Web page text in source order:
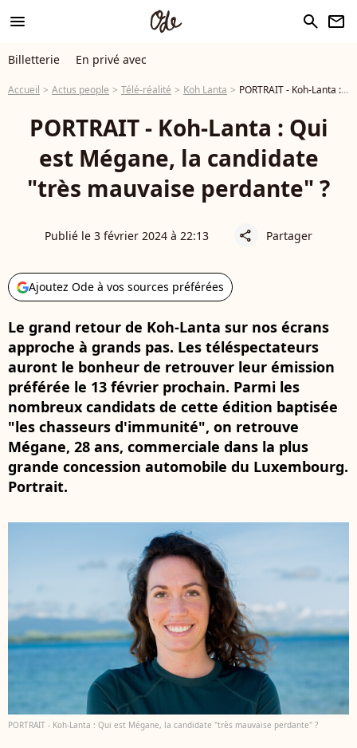
menu search newsletter
Billetterie En privé avec
Accueil Actus people Télé-réalité Koh Lanta PORTRAIT - Koh-Lanta : Qui est Mégane, la candidate "très mauvaise perdante" ?
PORTRAIT - Koh-Lanta : Qui
est Mégane, la candidate
"très mauvaise perdante" ?
Publié le 3 février 2024 à 22:13 share Partager
Ajoutez Ode à vos sources préférées
Le grand retour de Koh-Lanta sur nos écrans
approche à grands pas. Les téléspectateurs
auront le bonheur de retrouver leur émission
préférée le 13 février prochain. Parmi les
nombreux candidats de cette édition baptisée
"les chasseurs d'immunité", on retrouve
Mégane, 28 ans, commerciale dans la plus
grande concession automobile du Luxembourg.
Portrait.
PORTRAIT - Koh-Lanta : Qui est Mégane, la candidate "très mauvaise perdante" ?